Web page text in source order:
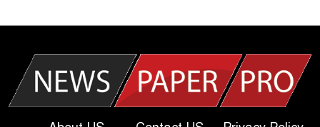
| Today Dakhil Exam
খুবি সি ইউনিট ভর্তি পরীক্ষার প্রশ্ন
২০২৫ | KU C Unit Admission
Question